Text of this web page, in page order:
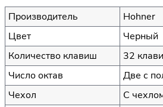
Производитель
Hohner
Цвет
Черный
Количество клавиш
32
Число октав
Две с
Чехол
С